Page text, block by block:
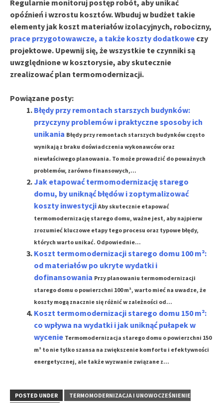
Regularnie monitoruj postęp robót, aby unikać
opóźnień i wzrostu kosztów. Wbuduj w budżet takie
elementy jak koszt materiałów izolacyjnych, robocizny,
prace przygotowawcze, a także koszty dodatkowe czy
projektowe. Upewnij się, że wszystkie te czynniki są
uwzględnione w kosztorysie, aby skutecznie
zrealizować plan termomodernizacji.
Powiązane posty:
Błędy przy remontach starszych budynków:
przyczyny problemów i praktyczne sposoby ich
unikania Błędy przy remontach starszych budynków często
wynikają z braku doświadczenia wykonawców oraz
niewłaściwego planowania. To może prowadzić do poważnych
problemów, zarówno finansowych,...
Jak etapować termomodernizację starego
domu, by uniknąć błędów i zoptymalizować
koszty inwestycji Aby skutecznie etapować
termomodernizację starego domu, ważne jest, aby najpierw
zrozumieć kluczowe etapy tego procesu oraz typowe błędy,
których warto unikać. Odpowiednie...
Koszt termomodernizacji starego domu 100 m²:
od materiałów po ukryte wydatki i
dofinansowania Przy planowaniu termomodernizacji
starego domu o powierzchni 100 m², warto mieć na uwadze, że
koszty mogą znacznie się różnić w zależności od...
Koszt termomodernizacji starego domu 150 m²:
co wpływa na wydatki i jak uniknąć pułapek w
wycenie Termomodernizacja starego domu o powierzchni 150
m² to nie tylko szansa na zwiększenie komfortu i efektywności
energetycznej, ale także wyzwanie związane z...
POSTED UNDER
TERMOMODERNIZACJA I UNOWOCZEŚNIENIE